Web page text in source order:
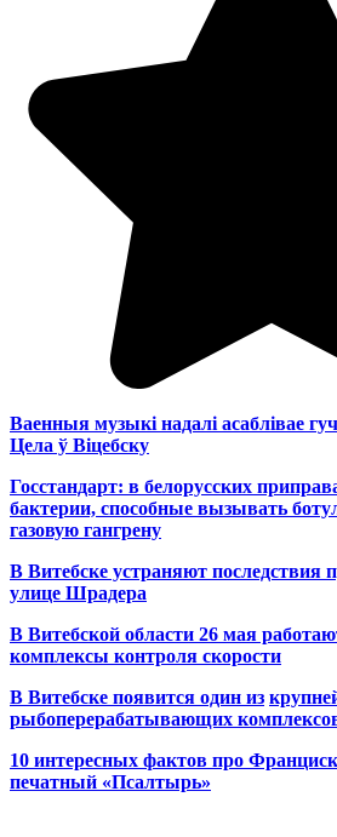
Ваенныя музыкі надалі асаблівае
Цела ў Віцебску
Госстандарт: в белорусских
бактерии, способные вызывать
газовую гангрену
В Витебске устраняют последствия
улице Шрадера
В Витебской области 26 мая
комплексы контроля скорости
В Витебске появится один из
рыбоперерабатывающих
10 интересных фактов про
печатный «Псалтырь»